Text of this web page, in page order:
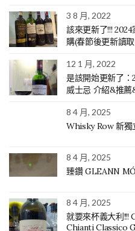
3 8 月, 2022
該來更新了!!!
購(春節後更新讀
12 1 月, 2022
是該開始更新了
威士忌 介紹&推薦
8 4 月, 2025
Whisky Row 新獨
8 4 月, 2025
臻鑽 GLEANN
8 4 月, 2025
就要來杯義大利!!!
Chianti Classico